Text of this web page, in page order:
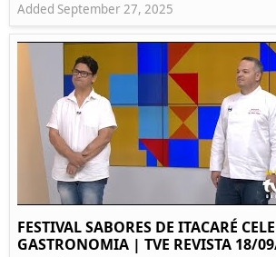
Added September 27, 2025
FESTIVAL SABORES DE ITACARÉ
GASTRONOMIA | TVE REVISTA 18/